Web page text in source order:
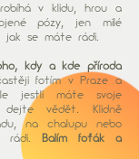
v klidu, hrou a
pózy, jen milé
jak se máte rádi.
kdy a kde příroda
fotím v Praze a
jestli máte svoje
vědět. Klidně
na chalupu nebo
rádi. Balím foťák a